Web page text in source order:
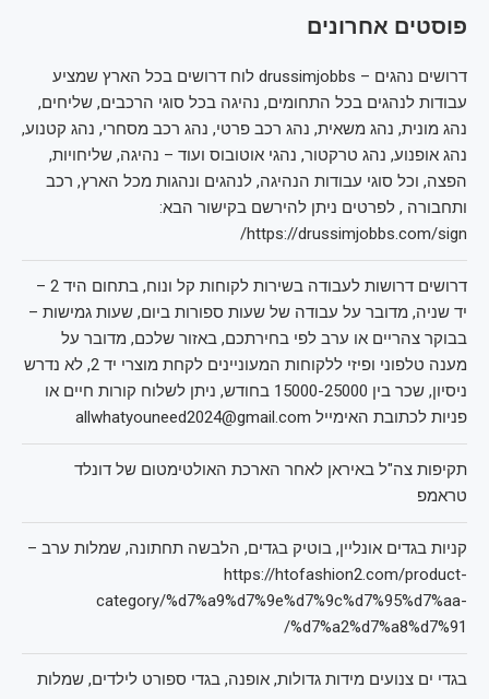
פוסטים אחרונים
דרושים נהגים – drussimjobbs לוח דרושים בכל הארץ שמציע
עבודות לנהגים בכל התחומים, נהיגה בכל סוגי הרכבים, שליחים,
נהג מונית, נהג משאית, נהג רכב פרטי, נהג רכב מסחרי, נהג קטנוע,
נהג אופנוע, נהג טרקטור, נהגי אוטובוס ועוד – נהיגה, שליחויות,
הפצה, וכל סוגי עבודות הנהיגה, לנהגים ונהגות מכל הארץ, רכב
ותחבורה , לפרטים ניתן להירשם בקישור הבא:
https://drussimjobbs.com/sign/
דרושים דרושות לעבודה בשירות לקוחות קל ונוח, בתחום היד 2 –
יד שניה, מדובר על עבודה של שעות ספורות ביום, שעות גמישות –
בבוקר צהריים או ערב לפי בחירתכם, באזור שלכם, מדובר על
מענה טלפוני ופיזי ללקוחות המעוניינים לקחת מוצרי יד 2, לא נדרש
ניסיון, שכר בין 15000-25000 בחודש, ניתן לשלוח קורות חיים או
פניות לכתובת האימייל allwhatyouneed2024@gmail.com
תקיפות צה"ל באיראן לאחר הארכת האולטימטום של דונלד
טראמפ
קניות בגדים אונליין, בוטיק בגדים, הלבשה תחתונה, שמלות ערב –
https://htofashion2.com/product-
category/%d7%a9%d7%9e%d7%9c%d7%95%d7%aa-
%d7%a2%d7%a8%d7%91/
בגדי ים צנועים מידות גדולות, אופנה, בגדי ספורט לילדים, שמלות